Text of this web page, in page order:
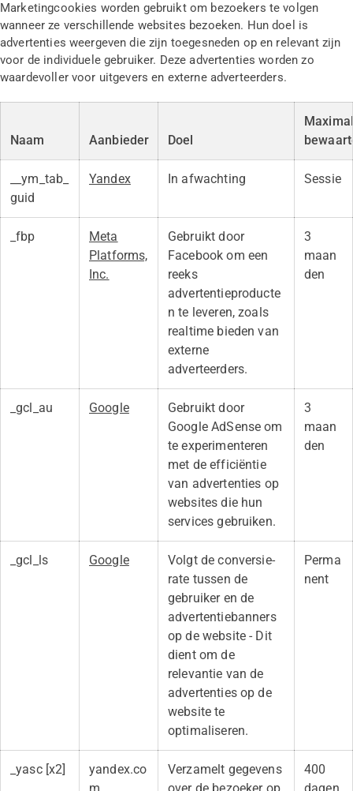
Marketingcookies worden gebruikt om bezoekers te volgen
wanneer ze verschillende websites bezoeken. Hun doel is
advertenties weergeven die zijn toegesneden op en relevant zijn
voor de individuele gebruiker. Deze advertenties worden zo
waardevoller voor uitgevers en externe adverteerders.
Naam Aanbieder Doel
__ym_tab_
guid
Yandex In afwachting Sessie
_fbp
Meta
Platforms,
Inc.
Gebruikt door
Facebook om een
reeks
advertentieproducte
n te leveren, zoals
realtime bieden van
externe
adverteerders.
3
maan
den
_gcl_au Google
Gebruikt door
Google AdSense om
te experimenteren
met de efficiëntie
van advertenties op
websites die hun
services gebruiken.
3
maan
den
_gcl_ls Google
Volgt de conversie-
rate tussen de
gebruiker en de
advertentiebanners
op de website - Dit
dient om de
relevantie van de
advertenties op de
website te
optimaliseren.
Perma
nent
_yasc [x2]
yandex.co
Verzamelt gegevens
400